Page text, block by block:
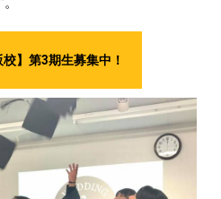
校】第3期生募集中！